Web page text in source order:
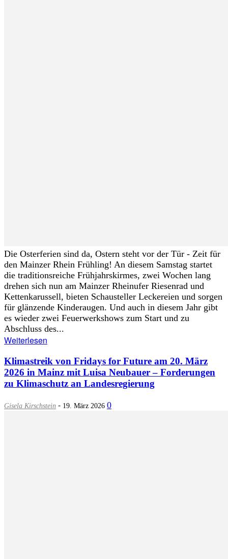
Die Osterferien sind da, Ostern steht vor der Tür - Zeit für
den Mainzer Rhein Frühling! An diesem Samstag startet
die traditionsreiche Frühjahrskirmes, zwei Wochen lang
drehen sich nun am Mainzer Rheinufer Riesenrad und
Kettenkarussell, bieten Schausteller Leckereien und sorgen
für glänzende Kinderaugen. Und auch in diesem Jahr gibt
es wieder zwei Feuerwerkshows zum Start und zu
Abschluss des...
Weiterlesen
Klimastreik von Fridays for Future am 20. März
2026 in Mainz mit Luisa Neubauer – Forderungen
zu Klimaschutz an Landesregierung
Gisela Kirschstein - 19. März 2026 0